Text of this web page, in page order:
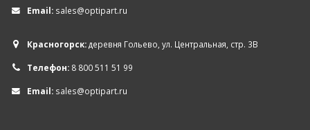
Email: sales@optipart.ru
Красногорск:деревня Гольево, ул. Центральная, стр. 3В
Телефон: 8 800 511 51 99
Email: sales@optipart.ru